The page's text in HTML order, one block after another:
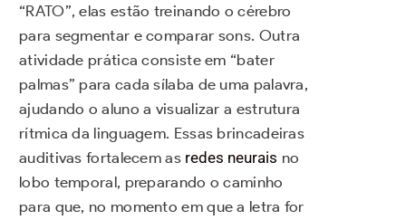
“RATO”, elas estão treinando o cérebro
para segmentar e comparar sons. Outra
atividade prática consiste em “bater
palmas” para cada sílaba de uma palavra,
ajudando o aluno a visualizar a estrutura
rítmica da linguagem. Essas brincadeiras
auditivas fortalecem as redes neurais no
lobo temporal, preparando o caminho
para que, no momento em que a letra for